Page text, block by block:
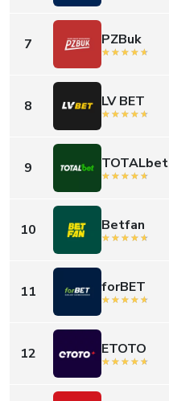
7 PZBuk
8 LV BET
9 TOTALbet
10 Betfan
11 forBET
12 ETOTO